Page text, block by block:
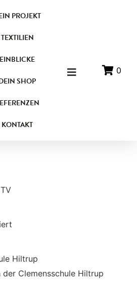
PROJEKT
TEXTILIEN
EINBLICKE
SHOP
KONTAKT
0
Hiltrup
der Clemensschule Hiltrup